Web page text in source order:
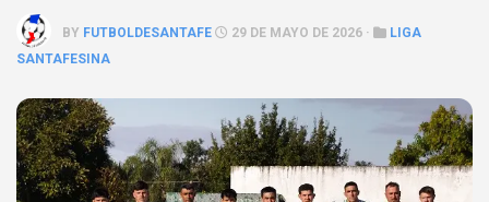
BY FUTBOLDESANTAFE 29 DE MAYO DE 2026 ·
LIGA
SANTAFESINA